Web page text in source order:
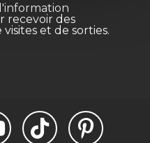
recevoir des
et de sorties.